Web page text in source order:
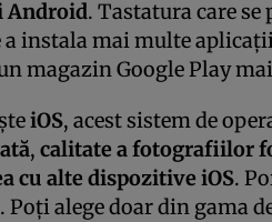
Android. Tastatura care
a instala mai multe
magazin Google Play
iOS, acest sistem de
, calitate a fotografiilor
cu alte dispozitive iOS.
Poți alege doar din gama